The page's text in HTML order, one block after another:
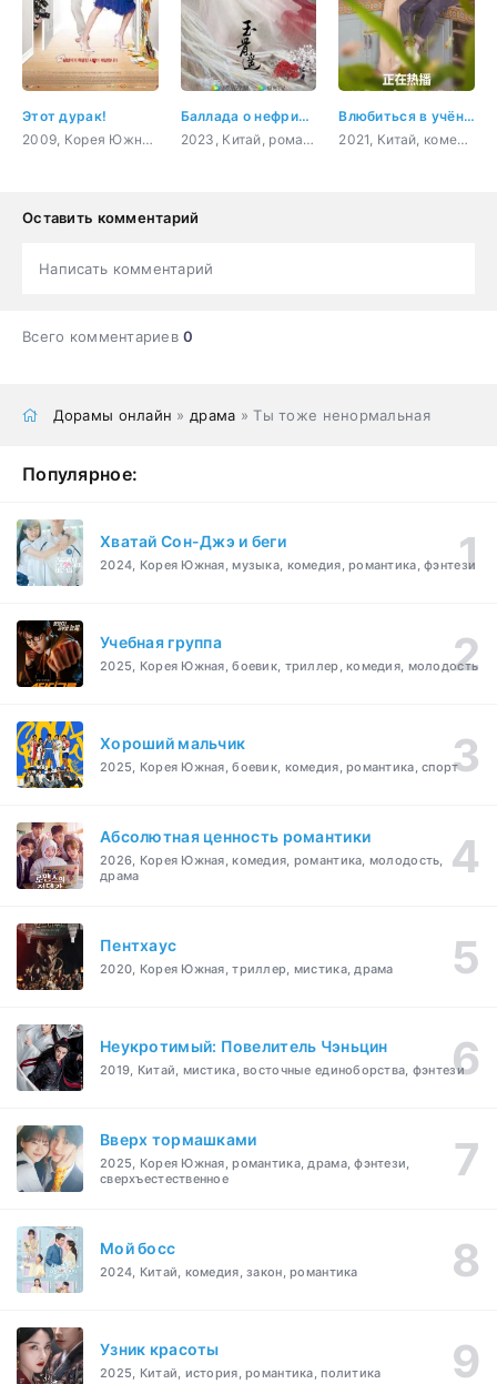
Этот дурак!
2009, Корея Южная, комедия, романтика
Баллада о нефритовой кости
2023, Китай, романтика, восточные единоборства, фэнтези, политика
Влюбиться в учёного
2021, Китай, комедия, романтика, повседневность, молодость
Оставить комментарий
Написать комментарий
Всего комментариев0
Дорамы онлайн » драма » Ты тоже ненормальная
Популярное:
Хватай Сон-Джэ и беги
2024, Корея Южная, музыка, комедия, романтика, фэнтези
Учебная группа
2025, Корея Южная, боевик, триллер, комедия, молодость
Хороший мальчик
2025, Корея Южная, боевик, комедия, романтика, спорт
Абсолютная ценность романтики
2026, Корея Южная, комедия, романтика, молодость,
драма
Пентхаус
2020, Корея Южная, триллер, мистика, драма
Неукротимый: Повелитель Чэньцин
2019, Китай, мистика, восточные единоборства, фэнтези
Вверх тормашками
2025, Корея Южная, романтика, драма, фэнтези,
сверхъестественное
Мой босс
2024, Китай, комедия, закон, романтика
Узник красоты
2025, Китай, история, романтика, политика